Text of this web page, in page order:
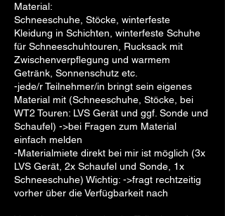
Material:
Schneeschuhe, Stöcke, winterfeste
Kleidung in Schichten, winterfeste Schuhe
für Schneeschuhtouren, Rucksack mit
Zwischenverpflegung und warmem
Getränk, Sonnenschutz etc.
-jede/r Teilnehmer/in bringt sein eigenes
Material mit (Schneeschuhe, Stöcke, bei
WT2 Touren: LVS Gerät und ggf. Sonde und
Schaufel) ->bei Fragen zum Material
einfach melden
-Materialmiete direkt bei mir ist möglich (3x
LVS Gerät, 2x Schaufel und Sonde, 1x
Schneeschuhe) Wichtig: ->fragt rechtzeitig
vorher über die Verfügbarkeit nach